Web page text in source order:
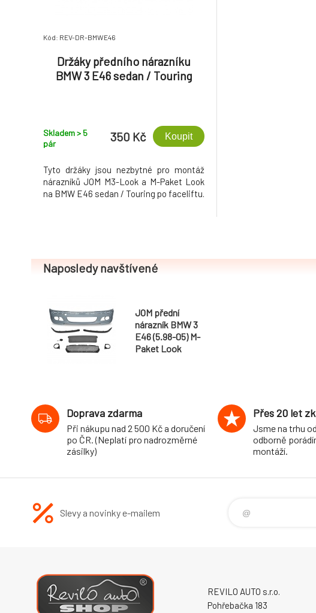
Kód: REV-DR-BMWE46
Držáky předního nárazníku
BMW 3 E46 sedan / Touring
Skladem > 5
pár
350 Kč Koupit
Tyto držáky jsou nezbytné pro montáž
nárazníků JOM M3-Look a M-Paket Look
na BMW E46 sedan / Touring po faceliftu.
Naposledy navštívené
JOM přední
nárazník BMW 3
E46 (5.98-05) M-
Paket Look
Doprava zdarma
Při nákupu nad 2 500 Kč a doručení
po ČR. (Neplatí pro nadrozměrné
zásilky)
Přes 20 let
Jsme na trhu
odborně
montáží.
Slevy a novinky e-mailem
REVILO AUTO s.r.o.
Pohřebačka 183